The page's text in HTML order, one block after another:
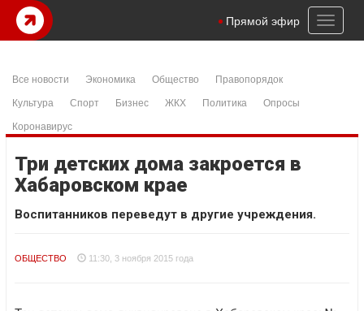
Toggle
Прямой эфир
Все новости Экономика Общество
Правопорядок
Культура
Спорт Бизнес ЖКХ Политика
Опросы
Коронавирус
Три детских дома закроется в
Хабаровском крае
Воспитанников переведут в другие учреждения.
ОБЩЕСТВО 11:30, 3 ноября 2015 года